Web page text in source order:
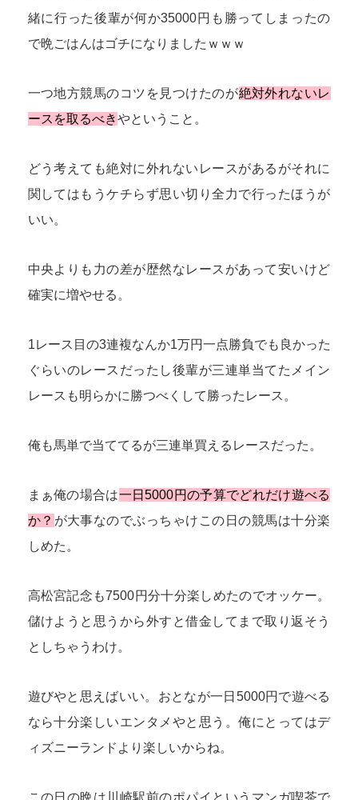
緒に行った後輩が何か35000円も勝ってしまったの
で晩ごはんはゴチになりましたｗｗｗ
一つ地方競馬のコツを見つけたのが絶対外れないレ
ースを取るべきやということ。
どう考えても絶対に外れないレースがあるがそれに
関してはもうケチらず思い切り全力で行ったほうが
いい。
中央よりも力の差が歴然なレースがあって安いけど
確実に増やせる。
1レース目の3連複なんか1万円一点勝負でも良かった
ぐらいのレースだったし後輩が三連単当てたメイン
レースも明らかに勝つべくして勝ったレース。
俺も馬単で当ててるが三連単買えるレースだった。
まぁ俺の場合は一日5000円の予算でどれだけ遊べる
か？ が大事なのでぶっちゃけこの日の競馬は十分楽
しめた。
高松宮記念も7500円分十分楽しめたのでオッケー。
儲けようと思うから外すと借金してまで取り返そう
としちゃうわけ。
遊びやと思えばいい。おとなが一日5000円で遊べる
なら十分楽しいエンタメやと思う。俺にとってはデ
ィズニーランドより楽しいからね。
この日の晩は川崎駅前のポパイというマンガ喫茶で